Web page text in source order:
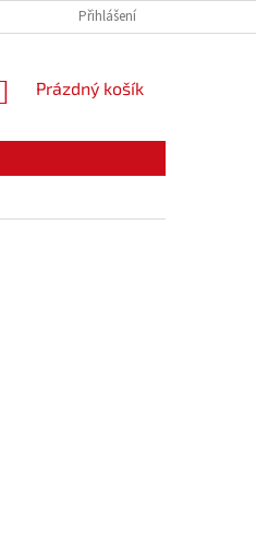
PODMÍNKY OCHRANY
Přihlášení
NÁKUPNÍ
Prázdný košík